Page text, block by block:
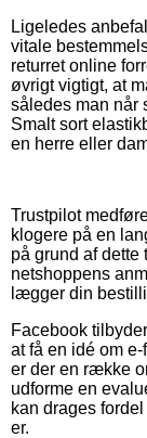
Ligeledes
vitale
returret online
øvrigt vigtigt, at
således man når
Smalt sort
en herre eller
Trustpilot
klogere på en
på grund af dette
netshoppens
lægger din
Facebook
at få en idé om
er der en række
udforme en
kan drages
er.